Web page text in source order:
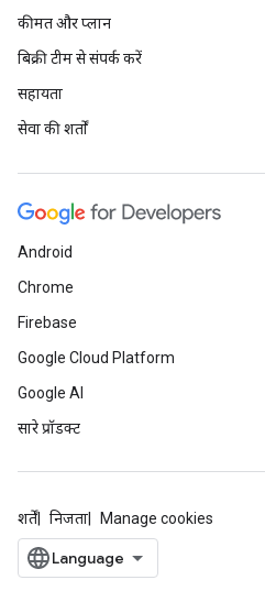
कीमत और प्लान
बिक्री टीम से संपर्क करें
सहायता
सेवा की शर्तों
Android
Chrome
Firebase
Google Cloud Platform
Google AI
सारे प्रॉडक्ट
शर्तें निजता Manage cookies